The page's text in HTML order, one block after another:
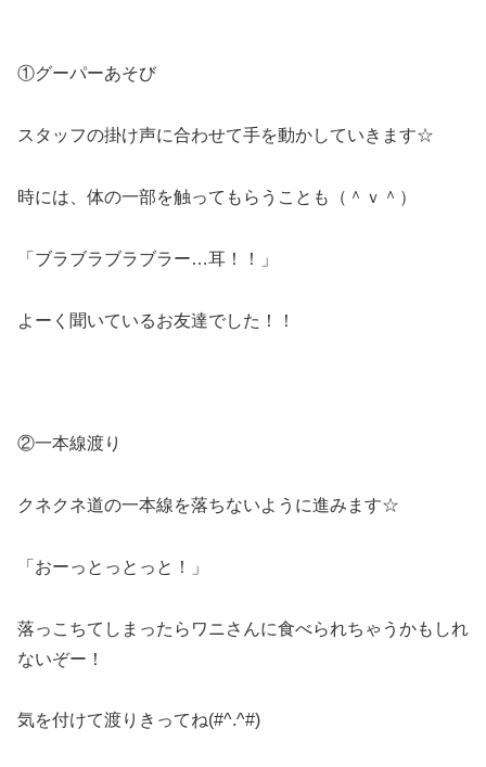
①グーパーあそび
スタッフの掛け声に合わせて手を動かしていきます☆
時には、体の一部を触ってもらうことも（＾ｖ＾）
「ブラブラブラブラー…耳！！」
よーく聞いているお友達でした！！
②一本線渡り
クネクネ道の一本線を落ちないように進みます☆
「おーっとっとっと！」
落っこちてしまったらワニさんに食べられちゃうかもしれ
ないぞー！
気を付けて渡りきってね(#^.^#)